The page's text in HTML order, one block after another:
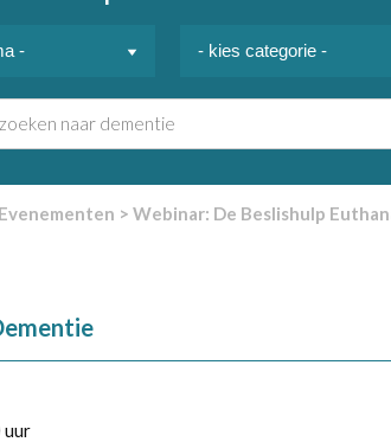
Evenementen > Webinar: De Beslishulp
uur